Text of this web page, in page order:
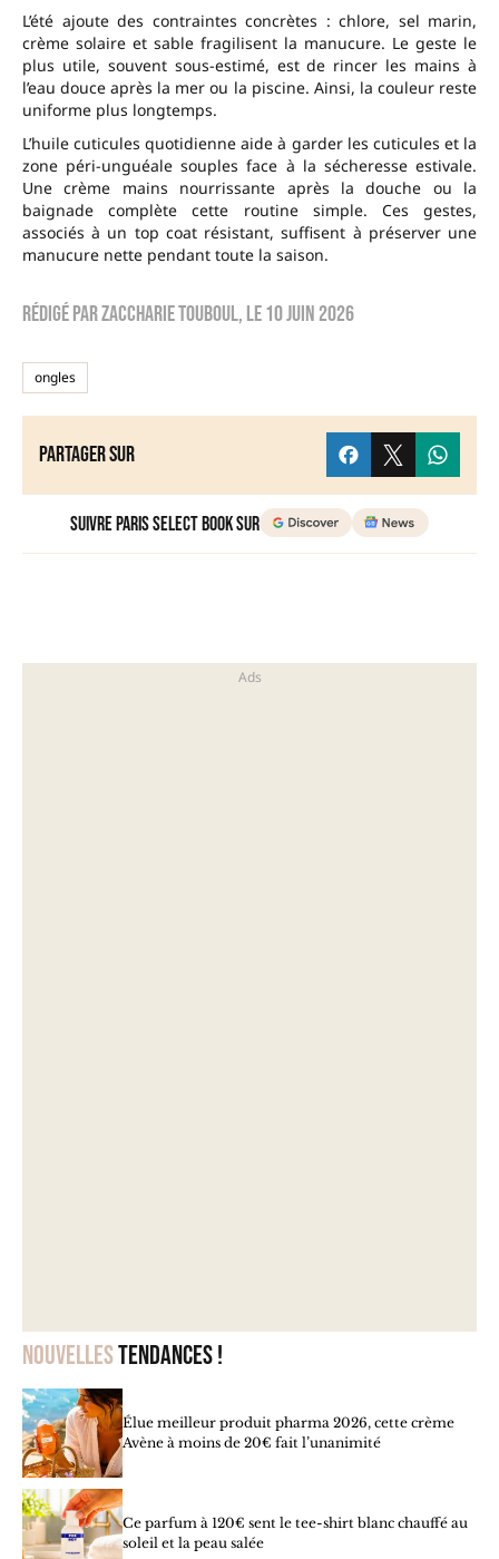
Nouvellestendances !
Élue meilleur produit pharma 2026, cette crème
Avène à moins de 20€ fait l’unanimité
Ce parfum à 120€ sent le tee-shirt blanc chauffé au
soleil et la peau salée
L’été ajoute des contraintes concrètes : chlore, sel marin,
crème solaire et sable fragilisent la manucure. Le geste le
plus utile, souvent sous-estimé, est de rincer les mains à
l’eau douce après la mer ou la piscine. Ainsi, la couleur reste
uniforme plus longtemps.
L’huile cuticules quotidienne aide à garder les cuticules et la
zone péri-unguéale souples face à la sécheresse estivale.
Une crème mains nourrissante après la douche ou la
baignade complète cette routine simple. Ces gestes,
associés à un top coat résistant, suffisent à préserver une
manucure nette pendant toute la saison.
Rédigé parzaccharie touboul, le10 juin 2026
ongles
Partager sur
Suivre Paris Select Book sur